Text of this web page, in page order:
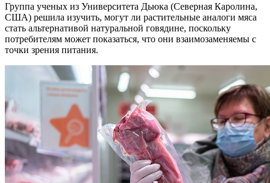
Группа ученых из Университета Дьюка (Северная Каролина,
США) решила изучить, могут ли растительные аналоги мяса
стать альтернативой натуральной говядине, поскольку
потребителям может показаться, что они взаимозаменяемы с
точки зрения питания.